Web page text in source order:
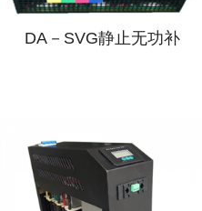
DA－SVG静止无功补